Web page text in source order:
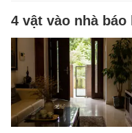
4 vật vào nhà